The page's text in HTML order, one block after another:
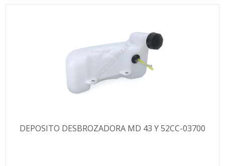
DEPOSITO DESBROZADORA MD 43 Y 52CC-03700